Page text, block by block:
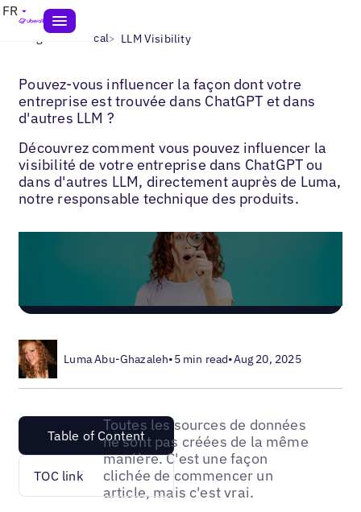
FR
Blogs> SEO local> LLM Visibility
Pouvez-vous influencer la façon dont votre
entreprise est trouvée dans ChatGPT et dans
d'autres LLM ?
Découvrez comment vous pouvez influencer la
visibilité de votre entreprise dans ChatGPT ou
dans d'autres LLM, directement auprès de Luma,
notre responsable technique des produits.
Luma Abu-Ghazaleh•5 min read•Aug 20, 2025
Table of Content
TOC link
Toutes les sources de données
ne sont pas créées de la même
manière. C'est une façon
clichée de commencer un
article, mais c'est vrai.